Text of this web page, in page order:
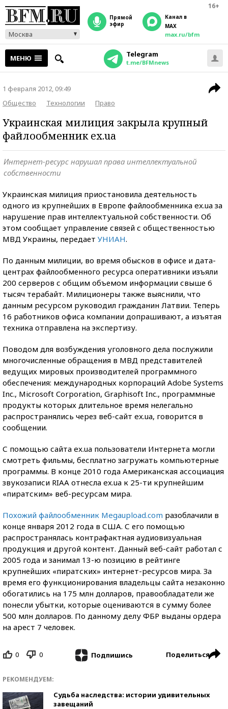
16+
Москва
прямой
эфир
Канал в
MAX
max.ru/bfm
МЕНЮ Telegram
t.me/BFMnews
1 февраля 2012, 09:49
Общество
Технологии Право
Украинская милиция закрыла крупный
файлообменник ex.ua
Интернет-ресурс нарушал права интеллектуальной
собственности
Украинская милиция приостановила деятельность
одного из крупнейших в Европе файлообменника ex.ua за
нарушение прав интеллектуальной собственности. Об
этом сообщает управление связей с общественностью
МВД Украины, передает УНИАН.
По данным милиции, во время обысков в офисе и дата-
центрах файлообменного ресурса оперативники изъяли
200 серверов с общим объемом информации свыше 6
тысяч терабайт. Милиционеры также выяснили, что
данным ресурсом руководил гражданин Латвии. Теперь
16 работников офиса компании допрашивают, а изъятая
техника отправлена на экспертизу.
Поводом для возбуждения уголовного дела послужили
многочисленные обращения в МВД представителей
ведущих мировых производителей программного
обеспечения: международных корпораций Adobe Systems
Inc., Microsoft Corporation, Graphisoft Inc., программные
продукты которых длительное время нелегально
распространялись через веб-сайт ex.ua, говорится в
сообщении.
С помощью сайта ex.ua пользователи Интернета могли
смотреть фильмы, бесплатно загружать компьютерные
программы. В конце 2010 года Американская ассоциация
звукозаписи RIAA отнесла ex.ua к 25-ти крупнейшим
«пиратским» веб-ресурсам мира.
Похожий файлообменник Megaupload.com разоблачили в
конце января 2012 года в США. С его помощью
распространялась контрафактная аудиовизуальная
продукция и другой контент. Данный веб-сайт работал с
2005 года и занимал 13-ю позицию в рейтинге
крупнейших «пиратских» интернет-ресурсов мира. За
время его функционирования владельцы сайта незаконно
обогатились на 175 млн долларов, правообладатели же
понесли убытки, которые оцениваются в сумму более
500 млн долларов. По данному делу ФБР выданы ордера
на арест 7 человек.
0 0 Подпишись Поделиться
РЕКОМЕНДУЕМ:
Судьба наследства: истории удивительных
завещаний